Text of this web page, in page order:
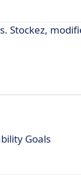
Stockez,
Goals